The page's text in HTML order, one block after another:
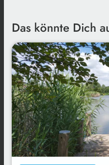
Das könnte Dich